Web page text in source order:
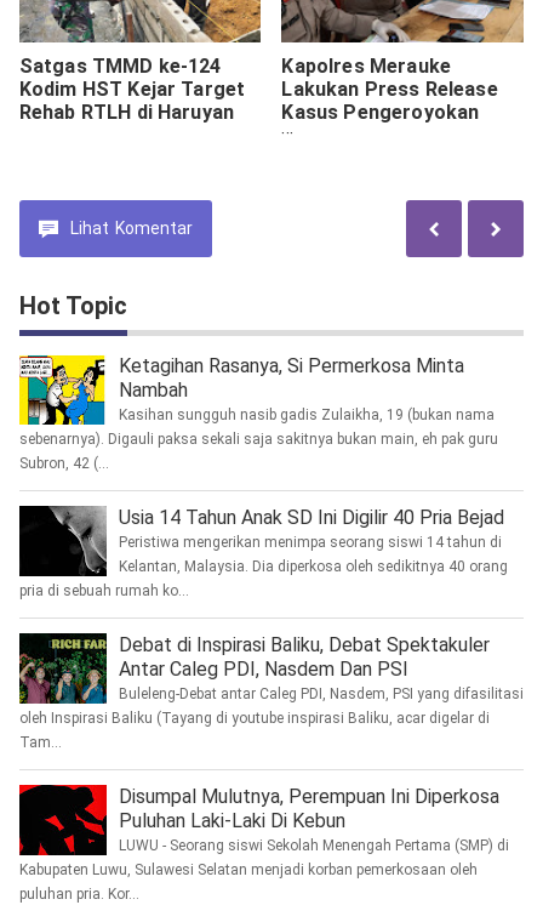
Satgas TMMD ke-124
Kodim HST Kejar Target
Rehab RTLH di Haruyan
Kapolres Merauke
Lakukan Press Release
Kasus Pengeroyokan
Akibatkan Korban
Lihat Komentar
Hot Topic
Ketagihan Rasanya, Si Permerkosa Minta
Nambah
Kasihan sungguh nasib gadis Zulaikha, 19 (bukan nama
sebenarnya). Digauli paksa sekali saja sakitnya bukan main, eh pak guru
Subron, 42 (...
Usia 14 Tahun Anak SD Ini Digilir 40 Pria Bejad
Peristiwa mengerikan menimpa seorang siswi 14 tahun di
Kelantan, Malaysia. Dia diperkosa oleh sedikitnya 40 orang
pria di sebuah rumah ko...
Debat di Inspirasi Baliku, Debat Spektakuler
Antar Caleg PDI, Nasdem Dan PSI
Buleleng-Debat antar Caleg PDI, Nasdem, PSI yang difasilitasi
oleh Inspirasi Baliku (Tayang di youtube inspirasi Baliku, acar digelar di
Tam...
Disumpal Mulutnya, Perempuan Ini Diperkosa
Puluhan Laki-Laki Di Kebun
LUWU - Seorang siswi Sekolah Menengah Pertama (SMP) di
Kabupaten Luwu, Sulawesi Selatan menjadi korban pemerkosaan oleh
puluhan pria. Kor...